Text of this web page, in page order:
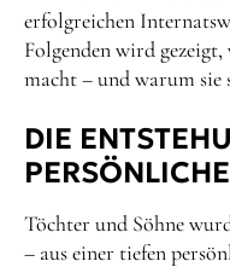
erfolgreichen
Folgenden wird
macht – und warum sie
DIE
Töchter und Söhne
– aus einer tiefen